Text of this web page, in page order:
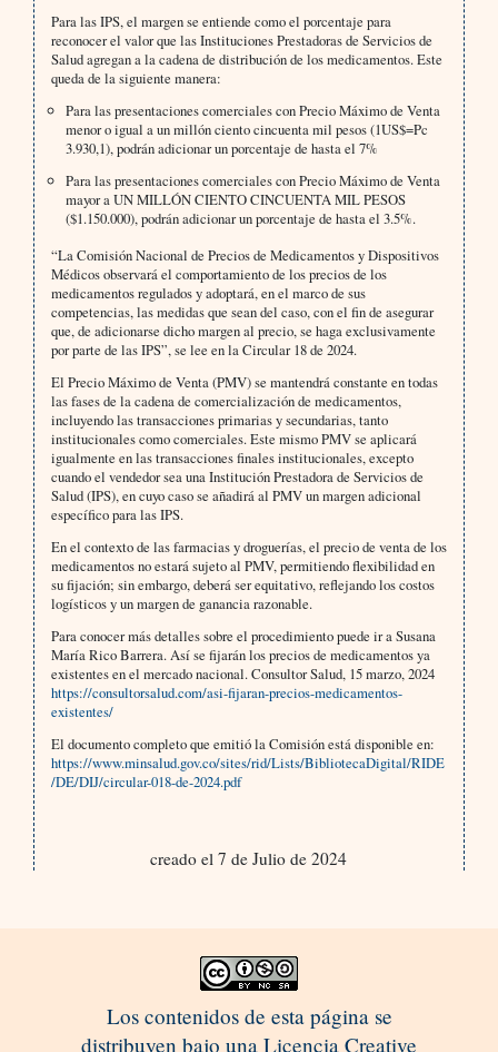
Para las IPS, el margen se entiende como el porcentaje para
reconocer el valor que las Instituciones Prestadoras de Servicios de
Salud agregan a la cadena de distribución de los medicamentos. Este
queda de la siguiente manera:
Para las presentaciones comerciales con Precio Máximo de Venta
menor o igual a un millón ciento cincuenta mil pesos (1US$=Pc
3.930,1), podrán adicionar un porcentaje de hasta el 7%
Para las presentaciones comerciales con Precio Máximo de Venta
mayor a UN MILLÓN CIENTO CINCUENTA MIL PESOS
($1.150.000), podrán adicionar un porcentaje de hasta el 3.5%.
“La Comisión Nacional de Precios de Medicamentos y Dispositivos
Médicos observará el comportamiento de los precios de los
medicamentos regulados y adoptará, en el marco de sus
competencias, las medidas que sean del caso, con el fin de asegurar
que, de adicionarse dicho margen al precio, se haga exclusivamente
por parte de las IPS”, se lee en la Circular 18 de 2024.
El Precio Máximo de Venta (PMV) se mantendrá constante en todas
las fases de la cadena de comercialización de medicamentos,
incluyendo las transacciones primarias y secundarias, tanto
institucionales como comerciales. Este mismo PMV se aplicará
igualmente en las transacciones finales institucionales, excepto
cuando el vendedor sea una Institución Prestadora de Servicios de
Salud (IPS), en cuyo caso se añadirá al PMV un margen adicional
específico para las IPS.
En el contexto de las farmacias y droguerías, el precio de venta de los
medicamentos no estará sujeto al PMV, permitiendo flexibilidad en
su fijación; sin embargo, deberá ser equitativo, reflejando los costos
logísticos y un margen de ganancia razonable.
Para conocer más detalles sobre el procedimiento puede ir a Susana
María Rico Barrera. Así se fijarán los precios de medicamentos ya
existentes en el mercado nacional. Consultor Salud, 15 marzo, 2024
https://consultorsalud.com/asi-fijaran-precios-medicamentos-
existentes/
El documento completo que emitió la Comisión está disponible en:
https://www.minsalud.gov.co/sites/rid/Lists/BibliotecaDigital/RIDE
/DE/DIJ/circular-018-de-2024.pdf
creado el 7 de Julio de 2024
Los contenidos de esta página se
distribuyen bajo una Licencia Creative